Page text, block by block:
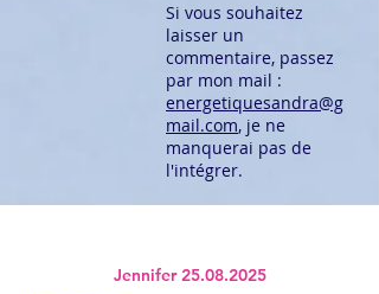
Si vous souhaitez
laisser un
commentaire, passez
par mon mail :
energetiquesandra@g
mail.com, je ne
manquerai pas de
l'intégrer.
Jennifer25.08.2025